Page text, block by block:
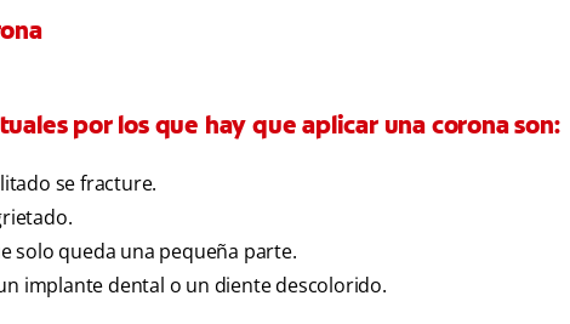
por los que hay que aplicar una corona son:
se fracture.
solo queda una pequeña parte.
implante dental o un diente descolorido.